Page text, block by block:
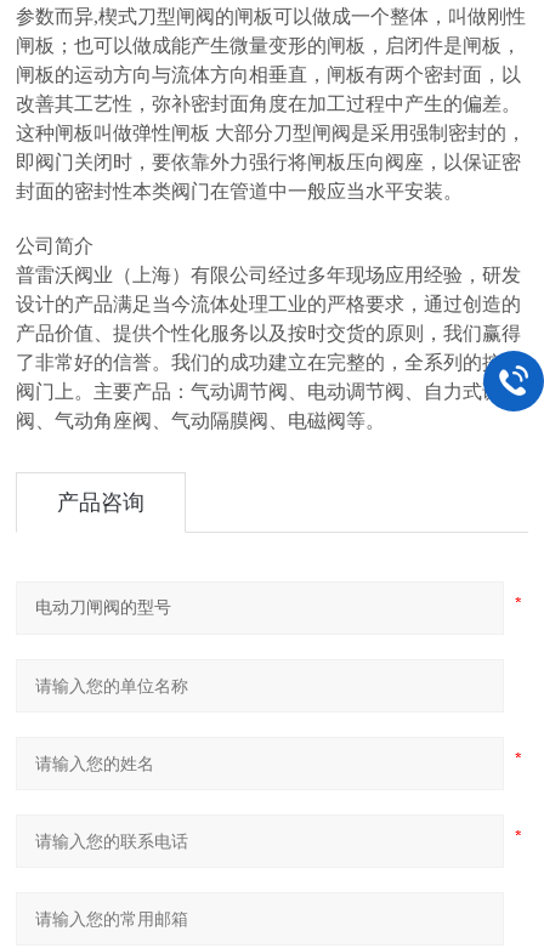
参数而异,楔式刀型闸阀的闸板可以做成一个整体，叫做刚性
闸板；也可以做成能产生微量变形的闸板，启闭件是闸板，
闸板的运动方向与流体方向相垂直，闸板有两个密封面，以
改善其工艺性，弥补密封面角度在加工过程中产生的偏差。
这种闸板叫做弹性闸板 大部分刀型闸阀是采用强制密封的，
即阀门关闭时，要依靠外力强行将闸板压向阀座，以保证密
封面的密封性本类阀门在管道中一般应当水平安装。
公司简介
普雷沃阀业（上海）有限公司经过多年现场应用经验，研发
设计的产品满足当今流体处理工业的严格要求，通过创造的
产品价值、提供个性化服务以及按时交货的原则，我们赢得
了非常好的信誉。我们的成功建立在完整的，全系列的控制
阀门上。主要产品：气动调节阀、电动调节阀、自力式调节
阀、气动角座阀、气动隔膜阀、电磁阀等。
产品咨询